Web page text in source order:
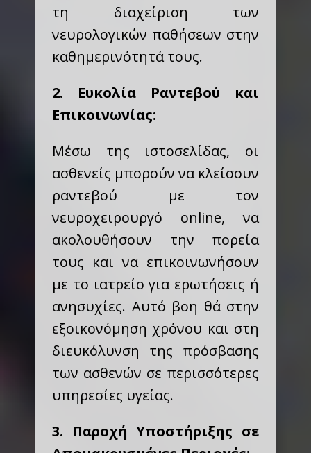
τη διαχείριση των
νευρολογικών παθήσεων στην
καθημερινότητά τους.
2. Ευκολία Ραντεβού και
Επικοινωνίας:
Μέσω της ιστοσελίδας, οι
ασθενείς μπορούν να κλείσουν
ραντεβού με τον
νευροχειρουργό online, να
ακολουθήσουν την πορεία
τους και να επικοινωνήσουν
με το ιατρείο για ερωτήσεις ή
ανησυχίες. Αυτό βοη θά στην
εξοικονόμηση χρόνου και στη
διευκόλυνση της πρόσβασης
των ασθενών σε περισσότερες
υπηρεσίες υγείας.
3. Παροχή Υποστήριξης σε